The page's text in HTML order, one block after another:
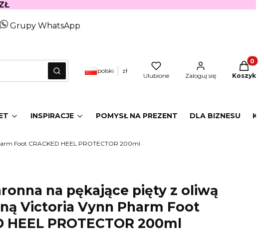
Grupy WhatsApp
WyczyśćSzukaj polski zł
Ulubione Zaloguj się Koszyk
INSPIRACJE POMYSŁ NA PREZENT DLA BIZNESU
Foot CRACKED HEEL PROTECTOR 200ml
na pękające pięty z oliwą
Victoria Vynn Pharm Foot
HEEL PROTECTOR 200ml